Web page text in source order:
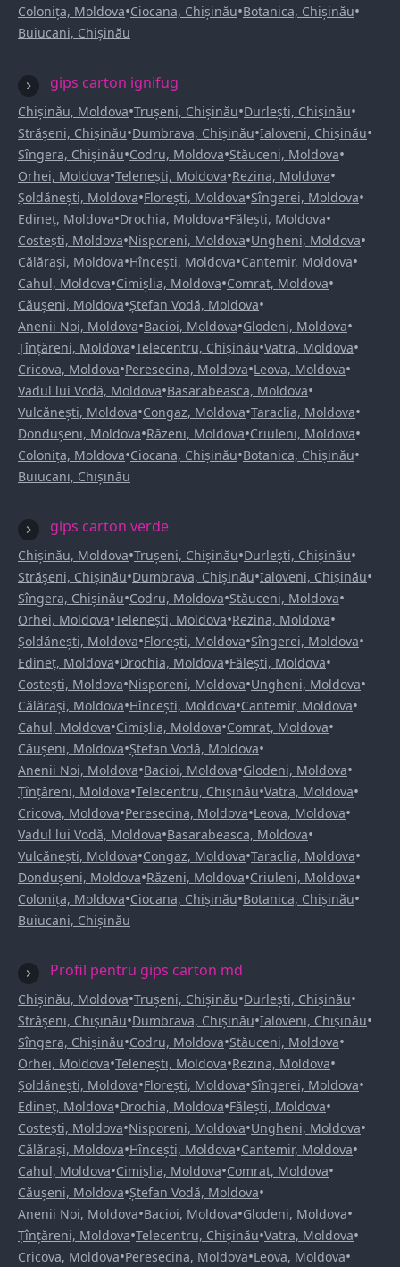
Colonița, Moldova•Ciocana, Chișinău•Botanica, Chișinău•
Buiucani, Chișinău
gips carton ignifug
Chișinău, Moldova•Trușeni, Chișinău•Durlești, Chișinău•
Strășeni, Chișinău•Dumbrava, Chișinău•Ialoveni, Chișinău•
Sîngera, Chișinău•Codru, Moldova•Stăuceni, Moldova•
Orhei, Moldova•Telenești, Moldova•Rezina, Moldova•
Șoldănești, Moldova•Florești, Moldova•Sîngerei, Moldova•
Edineț, Moldova•Drochia, Moldova•Fălești, Moldova•
Costești, Moldova•Nisporeni, Moldova•Ungheni, Moldova•
Călărași, Moldova•Hîncești, Moldova•Cantemir, Moldova•
Cahul, Moldova•Cimișlia, Moldova•Comrat, Moldova•
Căușeni, Moldova•Ștefan Vodă, Moldova•
Anenii Noi, Moldova•Bacioi, Moldova•Glodeni, Moldova•
Țînțăreni, Moldova•Telecentru, Chișinău•Vatra, Moldova•
Cricova, Moldova•Peresecina, Moldova•Leova, Moldova•
Vadul lui Vodă, Moldova•Basarabeasca, Moldova•
Vulcănești, Moldova•Congaz, Moldova•Taraclia, Moldova•
Dondușeni, Moldova•Răzeni, Moldova•Criuleni, Moldova•
Colonița, Moldova•Ciocana, Chișinău•Botanica, Chișinău•
Buiucani, Chișinău
gips carton verde
Chișinău, Moldova•Trușeni, Chișinău•Durlești, Chișinău•
Strășeni, Chișinău•Dumbrava, Chișinău•Ialoveni, Chișinău•
Sîngera, Chișinău•Codru, Moldova•Stăuceni, Moldova•
Orhei, Moldova•Telenești, Moldova•Rezina, Moldova•
Șoldănești, Moldova•Florești, Moldova•Sîngerei, Moldova•
Edineț, Moldova•Drochia, Moldova•Fălești, Moldova•
Costești, Moldova•Nisporeni, Moldova•Ungheni, Moldova•
Călărași, Moldova•Hîncești, Moldova•Cantemir, Moldova•
Cahul, Moldova•Cimișlia, Moldova•Comrat, Moldova•
Căușeni, Moldova•Ștefan Vodă, Moldova•
Anenii Noi, Moldova•Bacioi, Moldova•Glodeni, Moldova•
Țînțăreni, Moldova•Telecentru, Chișinău•Vatra, Moldova•
Cricova, Moldova•Peresecina, Moldova•Leova, Moldova•
Vadul lui Vodă, Moldova•Basarabeasca, Moldova•
Vulcănești, Moldova•Congaz, Moldova•Taraclia, Moldova•
Dondușeni, Moldova•Răzeni, Moldova•Criuleni, Moldova•
Colonița, Moldova•Ciocana, Chișinău•Botanica, Chișinău•
Buiucani, Chișinău
Profil pentru gips carton md
Chișinău, Moldova•Trușeni, Chișinău•Durlești, Chișinău•
Strășeni, Chișinău•Dumbrava, Chișinău•Ialoveni, Chișinău•
Sîngera, Chișinău•Codru, Moldova•Stăuceni, Moldova•
Orhei, Moldova•Telenești, Moldova•Rezina, Moldova•
Șoldănești, Moldova•Florești, Moldova•Sîngerei, Moldova•
Edineț, Moldova•Drochia, Moldova•Fălești, Moldova•
Costești, Moldova•Nisporeni, Moldova•Ungheni, Moldova•
Călărași, Moldova•Hîncești, Moldova•Cantemir, Moldova•
Cahul, Moldova•Cimișlia, Moldova•Comrat, Moldova•
Căușeni, Moldova•Ștefan Vodă, Moldova•
Anenii Noi, Moldova•Bacioi, Moldova•Glodeni, Moldova•
Țînțăreni, Moldova•Telecentru, Chișinău•Vatra, Moldova•
Cricova, Moldova•Peresecina, Moldova•Leova, Moldova•